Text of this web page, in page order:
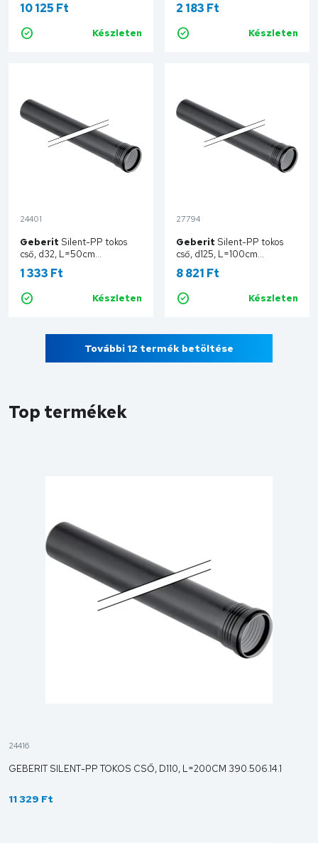
10 125 Ft
Készleten
Kosárba
2 183 Ft
Készleten
Kosárba
24401
Geberit Silent-PP tokos
cső, d32, L=50cm
390.002.14.1
1 333 Ft
Készleten
Kosárba
27794
Geberit Silent-PP tokos
cső, d125, L=100cm
390.604.14.1
8 821 Ft
Készleten
Kosárba
További 12 termék betöltése
Top termékek
24416
GEBERIT SILENT-PP TOKOS CSŐ, D110, L=200CM 390.506.14.1
11 329 Ft